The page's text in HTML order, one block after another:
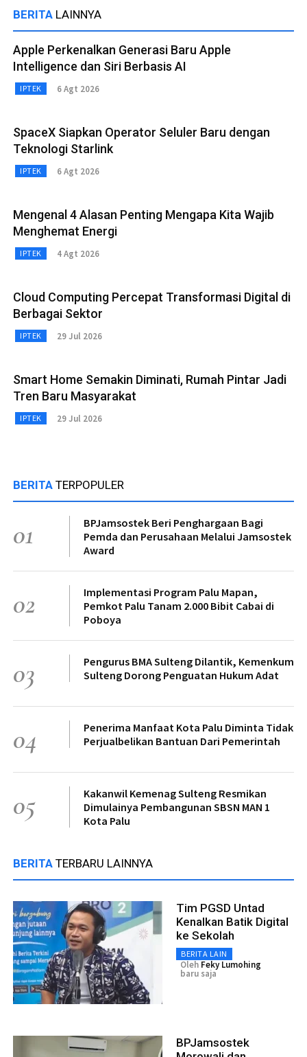
BERITA LAINNYA
Apple Perkenalkan Generasi Baru Apple
Intelligence dan Siri Berbasis AI
IPTEK 6 Agt 2026
SpaceX Siapkan Operator Seluler Baru dengan
Teknologi Starlink
IPTEK 6 Agt 2026
Mengenal 4 Alasan Penting Mengapa Kita Wajib
Menghemat Energi
IPTEK 4 Agt 2026
Cloud Computing Percepat Transformasi Digital di
Berbagai Sektor
IPTEK 29 Jul 2026
Smart Home Semakin Diminati, Rumah Pintar Jadi
Tren Baru Masyarakat
IPTEK 29 Jul 2026
BERITA TERPOPULER
01
BPJamsostek Beri Penghargaan Bagi
Pemda dan Perusahaan Melalui Jamsostek
Award
02
Implementasi Program Palu Mapan,
Pemkot Palu Tanam 2.000 Bibit Cabai di
Poboya
03
Pengurus BMA Sulteng Dilantik, Kemenkum
Sulteng Dorong Penguatan Hukum Adat
04
Penerima Manfaat Kota Palu Diminta Tidak
Perjualbelikan Bantuan Dari Pemerintah
05
Kakanwil Kemenag Sulteng Resmikan
Dimulainya Pembangunan SBSN MAN 1
Kota Palu
BERITA TERBARU LAINNYA
Tim PGSD Untad
Kenalkan Batik Digital
ke Sekolah
BERITA LAIN
Oleh Feky Lumohing
baru saja
BPJamsostek